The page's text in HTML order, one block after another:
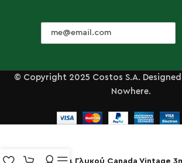
© Copyright 2025 Costos S.A.
Nowhere.
Κουτάλι Γλυκού Canada Vintage